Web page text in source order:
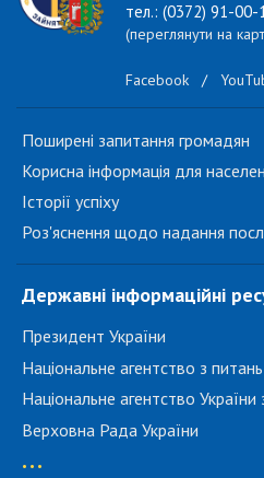
тел.: (0372) 91-
(переглянути на
Facebook /
Поширені запитання громадян
Корисна інформація для
Історії успіху
Роз'яснення щодо надання
Державні інформаційні
Президент України
Національне агентство з питань
Національне агентство
Верховна Рада України
...